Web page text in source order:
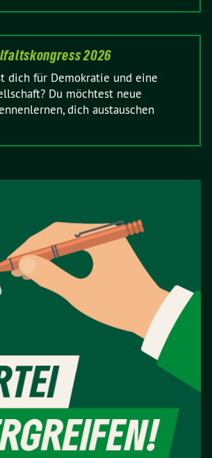
2026
dich für Demokratie und eine
Du möchtest neue
dich austauschen